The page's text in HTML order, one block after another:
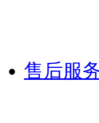
售后服